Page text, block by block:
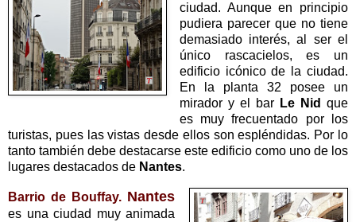
ciudad. Aunque en principio
pudiera parecer que no tiene
demasiado interés, al ser el
único rascacielos, es un
edificio icónico de la ciudad.
En la planta 32 posee un
mirador y el bar Le Nidque
es muy frecuentado por los
turistas, pues las vistas desde ellos son espléndidas. Por lo
tanto también debe destacarse este edificio como uno de los
lugares destacados de Nantes.
Barrio de Bouffay. Nantes
es una ciudad muy animada